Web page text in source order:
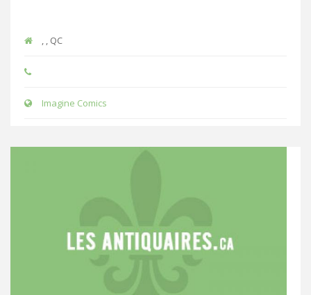
, , QC
Imagine Comics